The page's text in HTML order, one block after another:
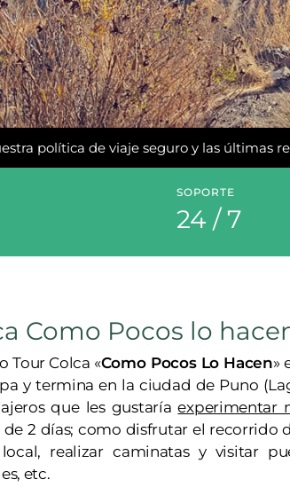
política de viaje seguro y las últimas
SOPORTE
24 / 7
Como Pocos lo
Tour Colca «Como Pocos Lo Hacen»
y termina en la ciudad de Puno
que les gustaríaexperimentar
de 2 días; como disfrutar el recorrido
realizar caminatas y visitar
etc.